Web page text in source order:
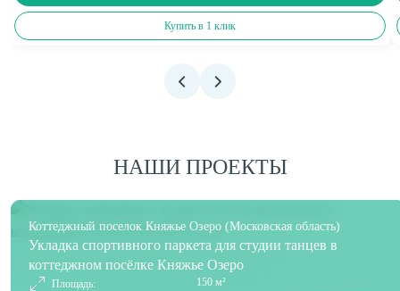
Купить в 1 клик
НАШИ ПРОЕКТЫ
Коттеджный поселок Княжье Озеро (Московская область)
Укладка спортивного паркета для студии танцев в
коттеджном посёлке Княжье Озеро
Площадь:
150 м²